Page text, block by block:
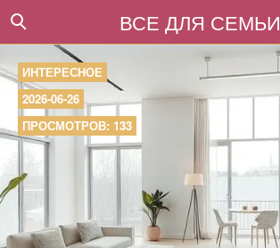
ВСЕ ДЛЯ СЕМЬИ
ИНТЕРЕСНОЕ
2026-06-26
ПРОСМОТРОВ: 133